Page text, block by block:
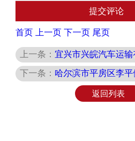
首页 上一页 下一页 尾页
上一条： 宜兴市兴皖汽车运输
下一条： 哈尔滨市平房区李
返回列表